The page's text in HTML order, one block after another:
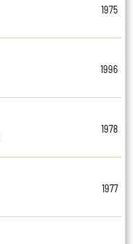
1975
1996
1978
1977